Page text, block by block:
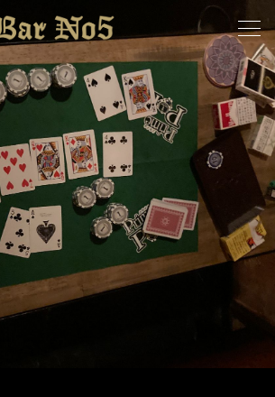
ホーム
求人情報